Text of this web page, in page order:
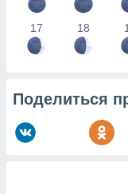
17 18
Поделиться